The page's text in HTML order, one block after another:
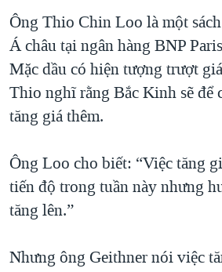
Ông Thio Chin Loo là một
Á châu tại ngân hàng BNP
Mặc dầu có hiện tượng trượt
Thio nghĩ rằng Bắc Kinh sẽ để
tăng giá thêm.
Ông Loo cho biết: “Việc tăng
tiến độ trong tuần này nhưng
tăng lên.”
Nhưng ông Geithner nói việc